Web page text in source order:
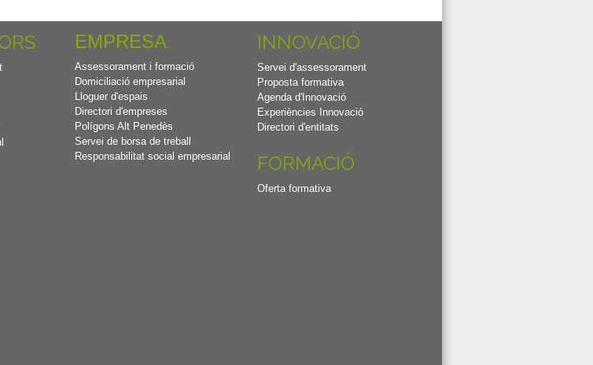
EMPRESA
Assessorament i formació
Domiciliació empresarial
Lloguer d'espais
Directori d'empreses
Polígons Alt Penedès
Servei de borsa de treball
Responsabilitat social empresarial
INNOVACIÓ
Servei d'assessorament
Proposta formativa
Agenda d'Innovació
Experiències Innovació
Directori d'entitats
FORMACIÓ
Oferta formativa